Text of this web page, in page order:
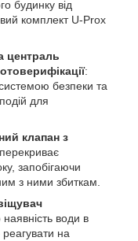
будинку від
комплект U-Prox
централь
:
безпеки та
для
клапан з
запобігаючи
з ними збиткам.
води в
на